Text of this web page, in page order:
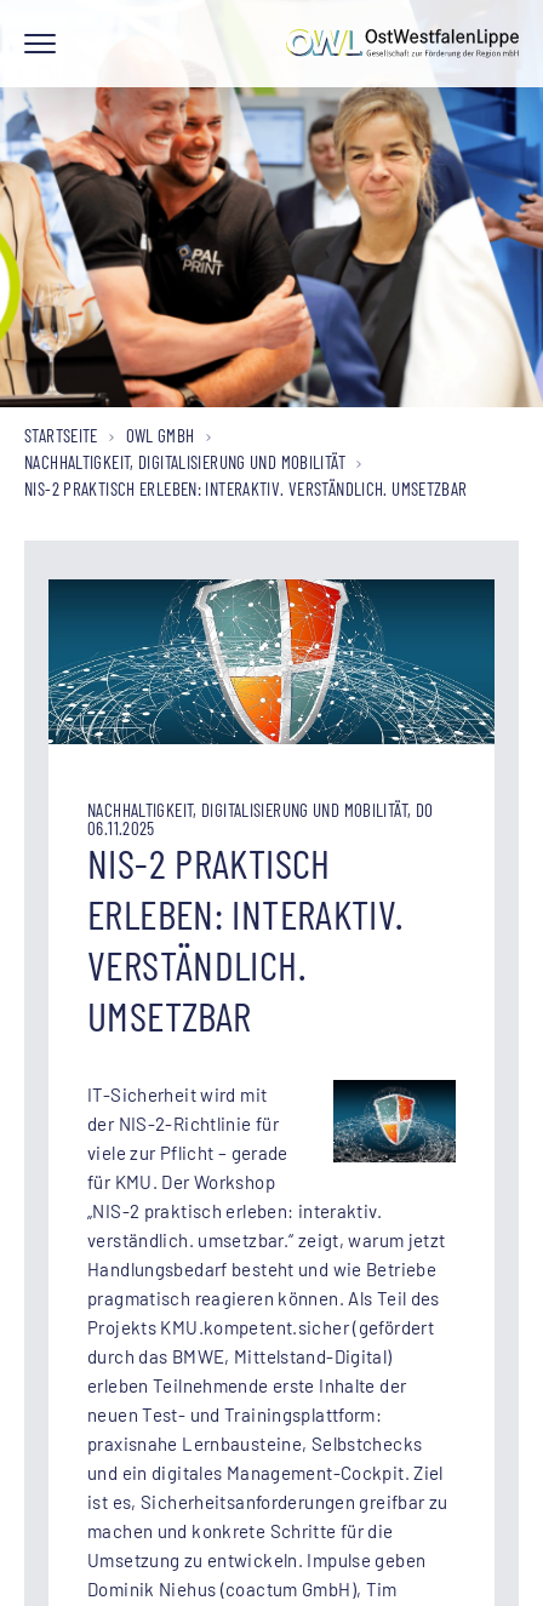
STARTSEITE
OWL GMBH
NACHHALTIGKEIT, DIGITALISIERUNG UND MOBILITÄT
NIS-2 PRAKTISCH ERLEBEN: INTERAKTIV. VERSTÄNDLICH. UMSETZBAR
NACHHALTIGKEIT, DIGITALISIERUNG UND MOBILITÄT, DO
06.11.2025
NIS-2 PRAKTISCH
ERLEBEN: INTERAKTIV.
VERSTÄNDLICH.
UMSETZBAR
IT-Sicherheit wird mit
der NIS-2-Richtlinie für
viele zur Pflicht – gerade
für KMU. Der Workshop
„NIS-2 praktisch erleben: interaktiv.
verständlich. umsetzbar.“ zeigt, warum jetzt
Handlungsbedarf besteht und wie Betriebe
pragmatisch reagieren können. Als Teil des
Projekts KMU.kompetent.sicher (gefördert
durch das BMWE, Mittelstand-Digital)
erleben Teilnehmende erste Inhalte der
neuen Test- und Trainingsplattform:
praxisnahe Lernbausteine, Selbstchecks
und ein digitales Management-Cockpit. Ziel
ist es, Sicherheitsanforderungen greifbar zu
machen und konkrete Schritte für die
Umsetzung zu entwickeln. Impulse geben
Dominik Niehus (coactum GmbH), Tim